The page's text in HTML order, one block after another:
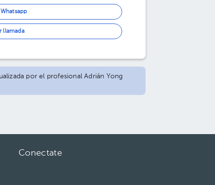
llamada
por el profesional Adrián Yong
Conectate